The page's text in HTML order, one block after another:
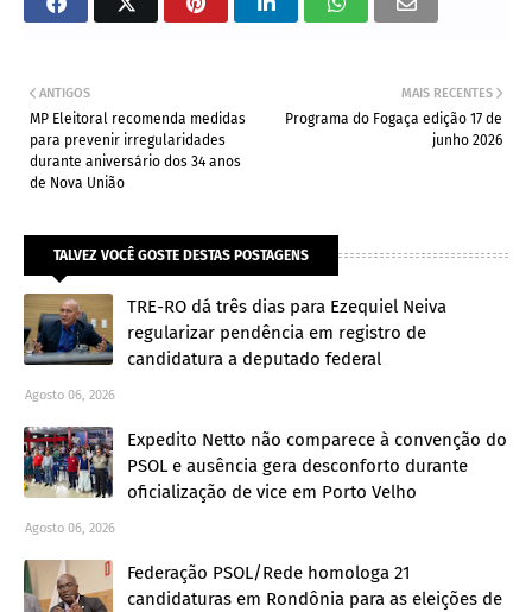
MAIS RECENTES
Programa do Fogaça edição 17 de
junho 2026
ANTIGOS
MP Eleitoral recomenda medidas
para prevenir irregularidades
durante aniversário dos 34 anos
de Nova União
TALVEZ VOCÊ GOSTE DESTAS POSTAGENS
TRE-RO dá três dias para Ezequiel Neiva
regularizar pendência em registro de
candidatura a deputado federal
Agosto 06, 2026
Expedito Netto não comparece à convenção do
PSOL e ausência gera desconforto durante
oficialização de vice em Porto Velho
Agosto 06, 2026
Federação PSOL/Rede homologa 21
candidaturas em Rondônia para as eleições de